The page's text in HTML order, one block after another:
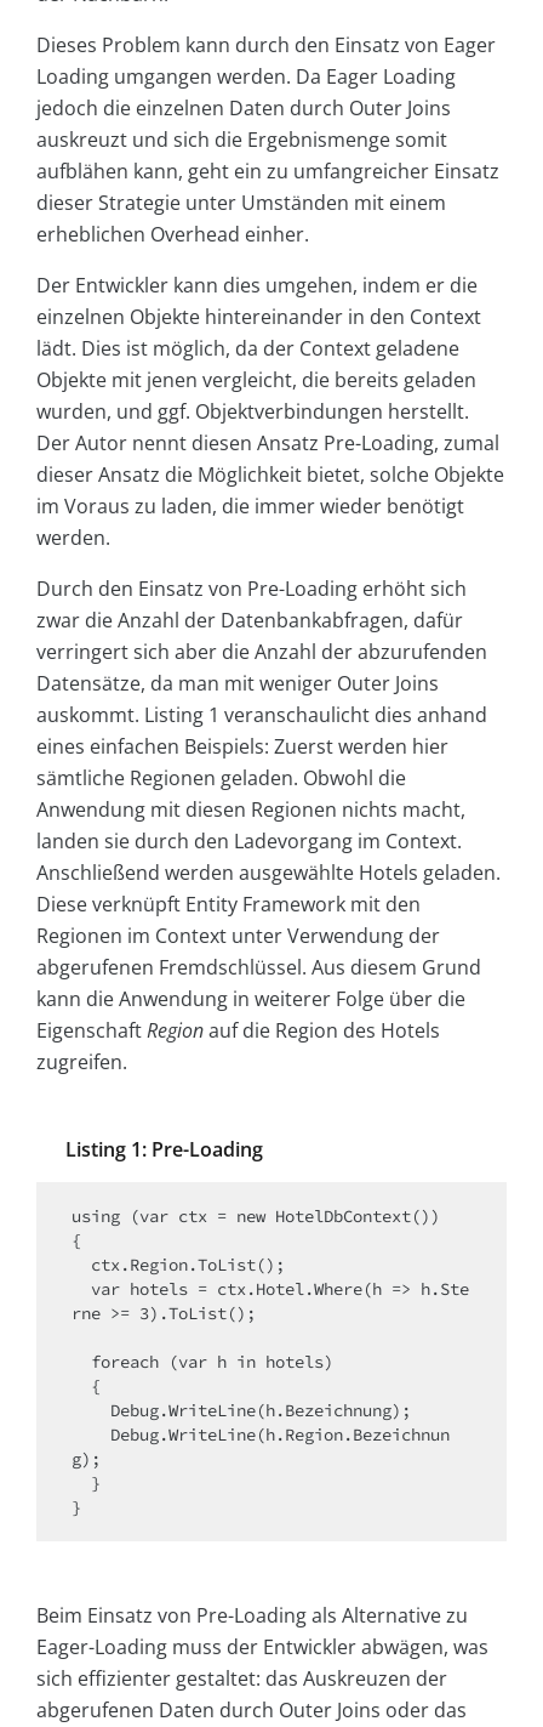
Dieses Problem kann durch den Einsatz von Eager
Loading umgangen werden. Da Eager Loading
jedoch die einzelnen Daten durch Outer Joins
auskreuzt und sich die Ergebnismenge somit
aufblähen kann, geht ein zu umfangreicher Einsatz
dieser Strategie unter Umständen mit einem
erheblichen Overhead einher.
Der Entwickler kann dies umgehen, indem er die
einzelnen Objekte hintereinander in den Context
lädt. Dies ist möglich, da der Context geladene
Objekte mit jenen vergleicht, die bereits geladen
wurden, und ggf. Objektverbindungen herstellt.
Der Autor nennt diesen Ansatz Pre-Loading, zumal
dieser Ansatz die Möglichkeit bietet, solche Objekte
im Voraus zu laden, die immer wieder benötigt
werden.
Durch den Einsatz von Pre-Loading erhöht sich
zwar die Anzahl der Datenbankabfragen, dafür
verringert sich aber die Anzahl der abzurufenden
Datensätze, da man mit weniger Outer Joins
auskommt. Listing 1 veranschaulicht dies anhand
eines einfachen Beispiels: Zuerst werden hier
sämtliche Regionen geladen. Obwohl die
Anwendung mit diesen Regionen nichts macht,
landen sie durch den Ladevorgang im Context.
Anschließend werden ausgewählte Hotels geladen.
Diese verknüpft Entity Framework mit den
Regionen im Context unter Verwendung der
abgerufenen Fremdschlüssel. Aus diesem Grund
kann die Anwendung in weiterer Folge über die
EigenschaftRegionauf die Region des Hotels
zugreifen.
Listing 1: Pre-Loading
using (var ctx = new HotelDbContext())
{
rne >= 3).ToList();
g);
}
Beim Einsatz von Pre-Loading als Alternative zu
Eager-Loading muss der Entwickler abwägen, was
sich effizienter gestaltet: das Auskreuzen der
abgerufenen Daten durch Outer Joins oder das